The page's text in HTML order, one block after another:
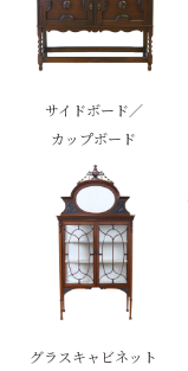
サイドボード／
カップボード
グラスキャビネット